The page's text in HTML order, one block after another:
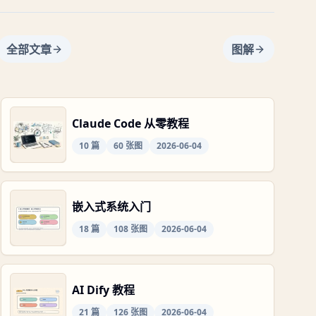
全部文章 图解
Claude Code 从零教程
10篇 60张图 2026-06-04
嵌入式系统入门
18篇 108张图 2026-06-04
AI Dify 教程
21 篇 126张图 2026-06-04